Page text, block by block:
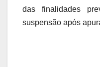
das finalidades
suspensão após